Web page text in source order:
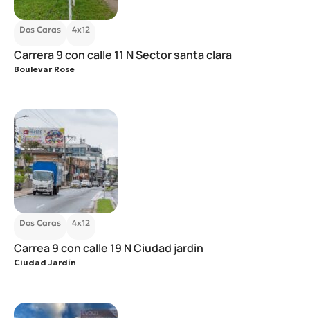
Dos Caras 4x12
Carrera 9 con calle 11 N Sector santa clara
Boulevar Rose
Dos Caras 4x12
Carrea 9 con calle 19 N Ciudad jardin
Ciudad Jardín